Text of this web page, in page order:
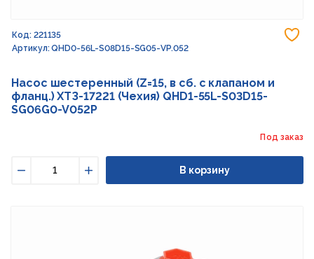
Код: 221135
Артикул: QHD0-56L-S08D15-SG05-VP.052
Насос шестеренный (Z=15, в сб. с клапаном и
фланц.) ХТЗ-17221 (Чехия) QHD1-55L-S03D15-
SG06G0-V052P
Под заказ
Увеличить
В корзину